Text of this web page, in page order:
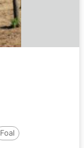
Foal